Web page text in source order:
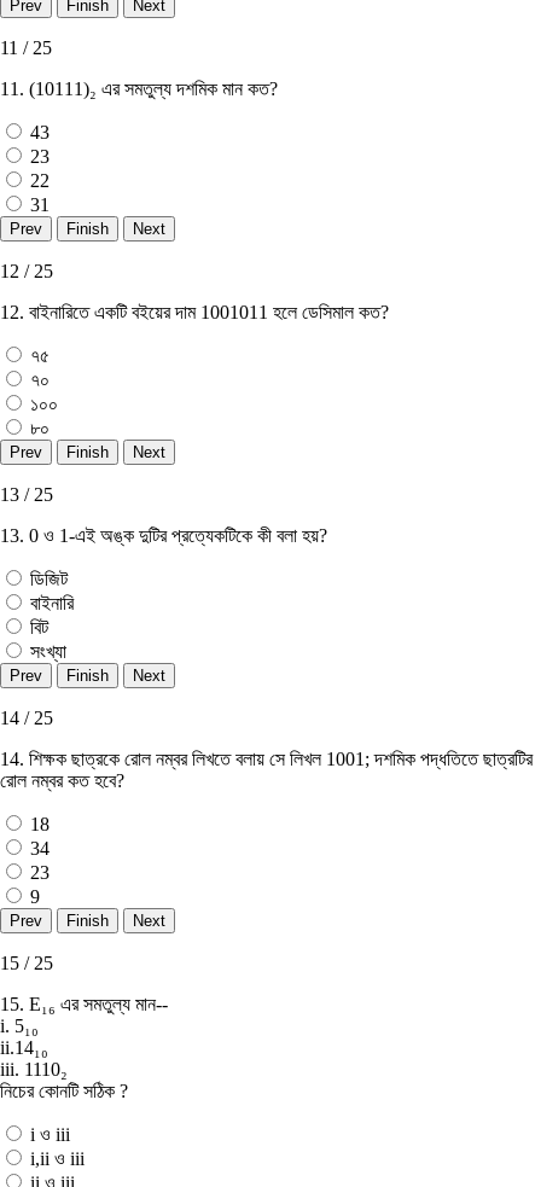
11 / 25
11. (10111)₂ এর সমতুল্য দশমিক মান কত?
43
23
22
31
12 / 25
12. বাইনারিতে একটি বইয়ের দাম 1001011 হলে ডেসিমাল কত?
৭৫
৭০
১০০
৮০
13 / 25
13. 0 ও 1-এই অঙ্ক দুটির প্রত্যেকটিকে কী বলা হয়?
ডিজিট
বাইনারি
বিট
সংখ্যা
14 / 25
14. শিক্ষক ছাত্রকে রােল নম্বর লিখতে বলায় সে লিখল 1001; দশমিক পদ্ধতিতে ছাত্রটির
রােল নম্বর কত হবে?
18
34
23
9
15 / 25
15. E₁₆ এর সমতুল্য মান--
i. 5₁₀
ii.14₁₀
iii. 1110₂
নিচের কোনটি সঠিক ?
i ও iii
i,ii ও iii